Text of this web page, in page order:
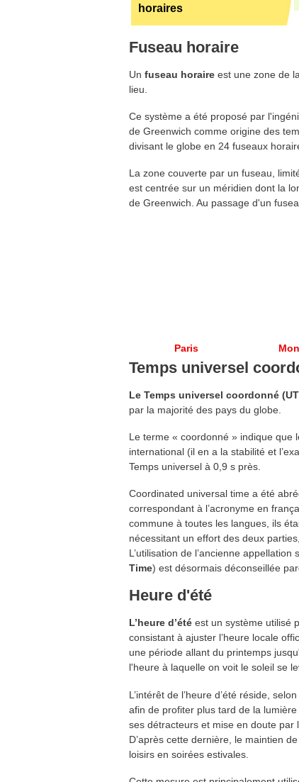
horaires
Fuseau horaire
Un fuseau horaire est une zone de
lieu.
Ce système a été proposé par
de Greenwich comme origine des
divisant le globe en 24 fuseaux
La zone couverte par un fuseau,
est centrée sur un méridien dont la
de Greenwich. Au passage d'un
Paris
Temps universel
Le Temps universel coordonné
par la majorité des pays du globe.
Le terme « coordonné » indique que
international (il en a la stabilité et
Temps universel à 0,9 s près.
Coordinated universal time a été
correspondant à l’acronyme en
commune à toutes les langues, ils
nécessitant un effort des deux
L’utilisation de l’ancienne
Time) est désormais déconseillée
Heure d'été
L’heure d’été est un système utilisé
consistant à ajuster l’heure locale
une période allant du printemps
l'heure à laquelle on voit le soleil se
L’intérêt de l’heure d’été réside,
afin de profiter plus tard de la
ses détracteurs et mise en doute par
D’après cette dernière, le maintien
loisirs en soirées estivales.